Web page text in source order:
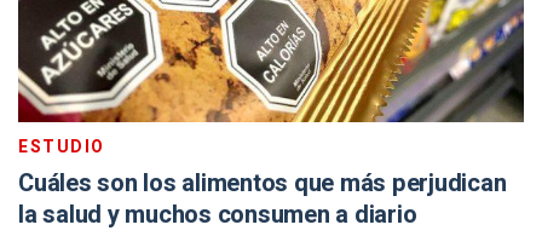
ESTUDIO
Cuáles son los alimentos que más perjudican
la salud y muchos consumen a diario